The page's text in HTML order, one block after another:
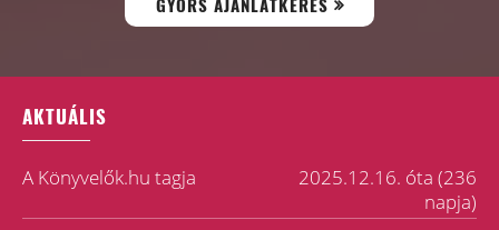
AKTUÁLIS
A Könyvelők.hu tagja
2025.12.16. óta (236
napja)